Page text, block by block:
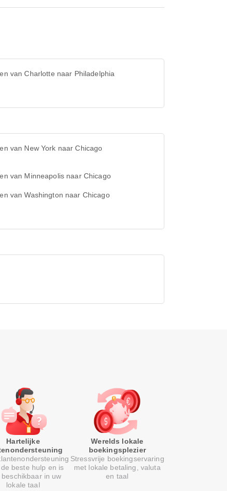
van Charlotte naar Philadelphia
van New York naar Chicago
van Minneapolis naar Chicago
van Washington naar Chicago
Hartelijke
beste hulp en is
beschikbaar in uw
lokale taal
Werelds lokale
boekingsplezier
Stressvrije boekingservaring
met lokale betaling, valuta
en taal